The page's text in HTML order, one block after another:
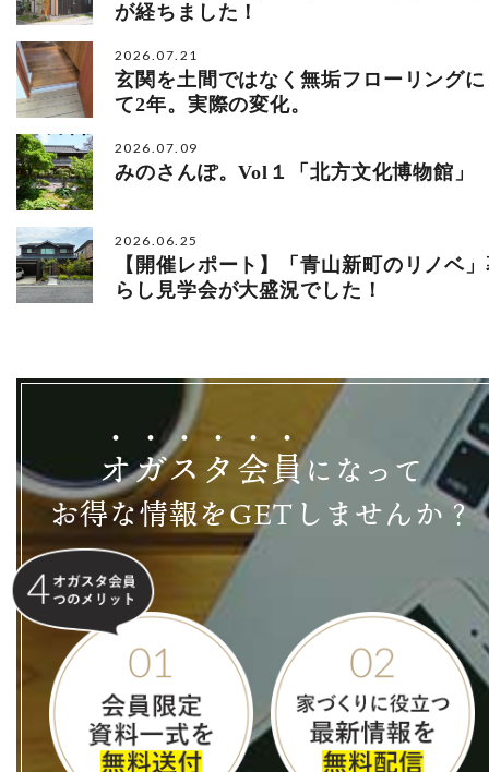
が経ちました！
2026.07.21
玄関を土間ではなく無垢フローリング
て2年。実際の変化。
2026.07.09
みのさんぽ。Vol１「北方文化博物館」
2026.06.25
【開催レポート】「青山新町のリノベ
らし見学会が大盛況でした！
オガス タ会員になって
お得な情報をGETしませんか？